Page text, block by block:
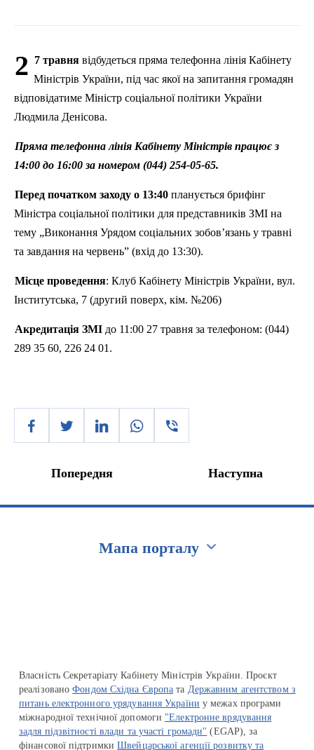
2 7 травня відбудеться пряма телефонна лінія Кабінету
Міністрів України, під час якої на запитання громадян
відповідатиме Міністр соціальної політики України
Людмила Денісова.
Пряма телефонна лінія Кабінету Міністрів працює з
14:00 до 16:00 за номером (044) 254-05-65.
Перед початком заходу о 13:40 планується брифінг
Міністра соціальної політики для представників ЗМІ на
тему „Виконання Урядом соціальних зобов’язань у травні
та завдання на червень” (вхід до 13:30).
Місце проведення: Клуб Кабінету Міністрів України, вул.
Інститутська, 7 (другий поверх, кім. №206)
Акредитація ЗМІ до 11:00 27 травня за телефоном: (044)
289 35 60, 226 24 01.
Попередня Наступна
Мапа порталу
Власність Секретаріату Кабінету Міністрів України. Проєкт
реалізованоФондом Східна Європа та Державним агентством з
питань електронного урядування України у межах програми
міжнародної технічної допомоги "Електронне врядування
задля підзвітності влади та участі громади" (EGAP), за
фінансової підтримкиШвейцарської агенції розвитку та